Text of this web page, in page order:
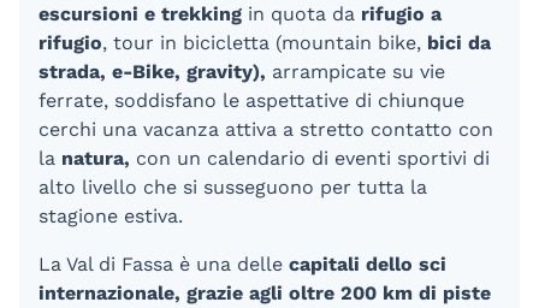
escursioni e trekking in quota da rifugio a
rifugio, tour in bicicletta (mountain bike, bici da
strada, e-Bike, gravity), arrampicate su vie
ferrate, soddisfano le aspettative di chiunque
cerchi una vacanza attiva a stretto contatto con
la natura, con un calendario di eventi sportivi di
alto livello che si susseguono per tutta la
stagione estiva.
La Val di Fassa è una delle capitali dello sci
internazionale, grazie agli oltre 200 km di piste